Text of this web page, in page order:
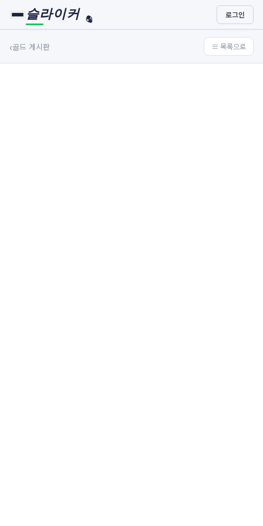
슬라이커 🏀
⚾ 로그인
‹골드 게시판 ≡ 목록으로